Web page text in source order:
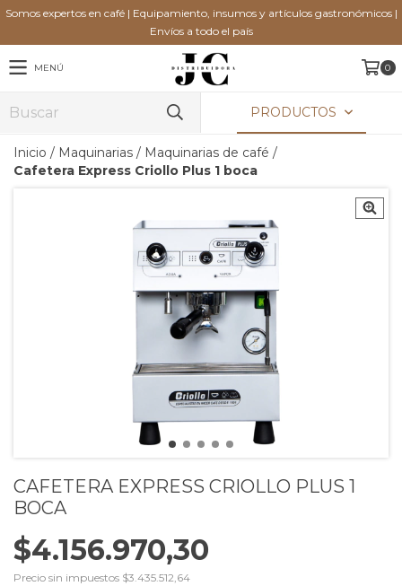
Somos expertos en café | Equipamiento, insumos y artículos gastronómicos |
Envíos a todo el país
MENÚ 0
PRODUCTOS
Inicio / Maquinarias / Maquinarias de café /
Cafetera Express Criollo Plus 1 boca
CAFETERA EXPRESS CRIOLLO PLUS 1
BOCA
$4.156.970,30
Precio sin impuestos $3.435.512,64